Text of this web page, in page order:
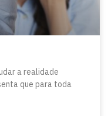
a realidade
que para toda